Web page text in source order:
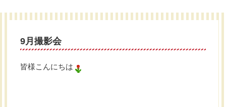
9月撮影会
皆様こんにちは